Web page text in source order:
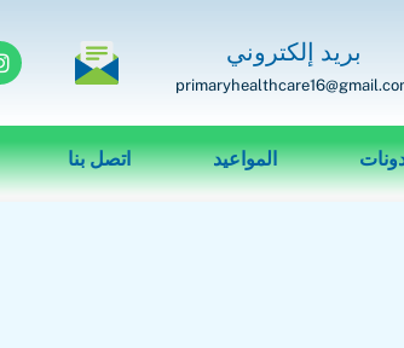
بريد إلكتروني
المواعيد اتصل بنا